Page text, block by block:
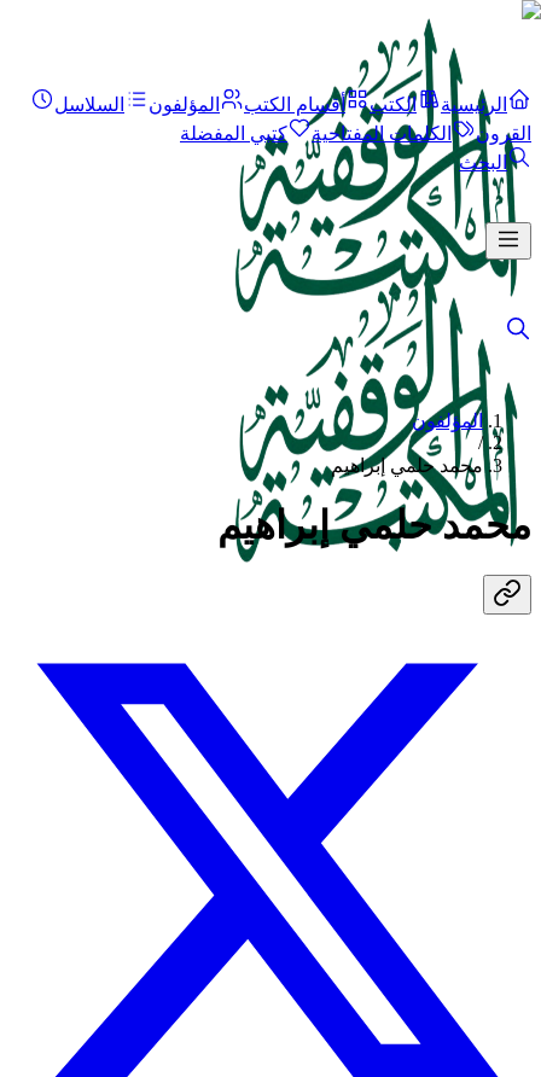
الرئيسية الكتب أقسام الكتب المؤلفون
السلاسل
القرون
الكلمات المفتاحية
كتبي المفضلة
البحث
المؤلفون
/
محمد حلمي إبراهيم
محمد حلمي إبراهيم